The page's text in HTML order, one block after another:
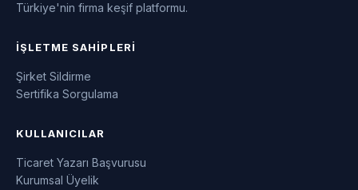
Türkiye'nin firma keşif platformu.
İŞLETME SAHIPLERI
Şirket Sildirme
Sertifika Sorgulama
KULLANICILAR
Ticaret Yazarı Başvurusu
Kurumsal Üyelik